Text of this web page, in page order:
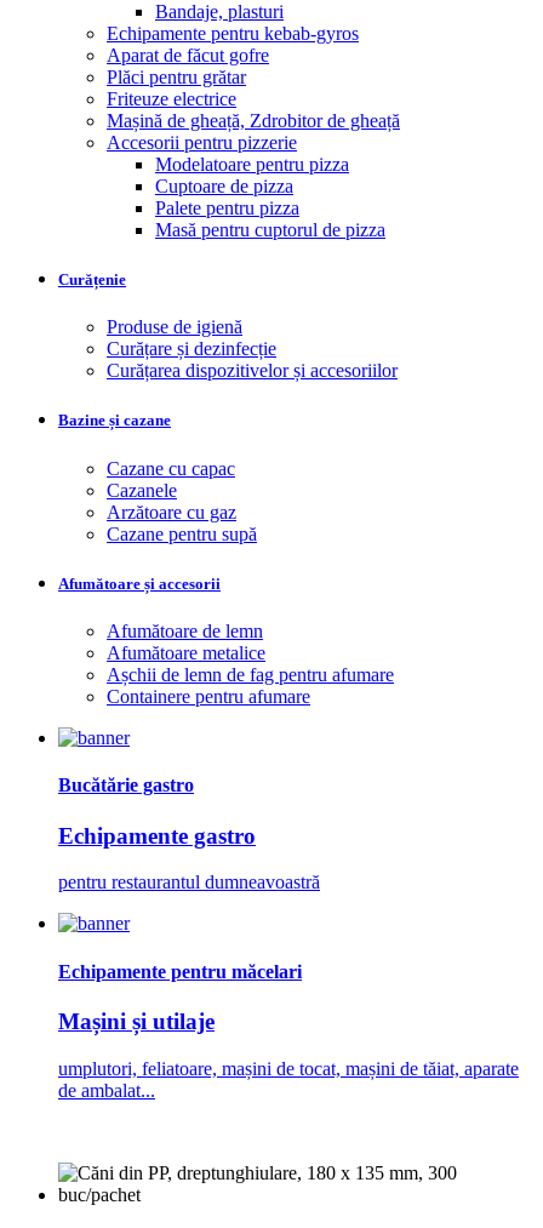
Bandaje, plasturi
Echipamente pentru kebab-gyros
Aparat de făcut gofre
Plăci pentru grătar
Friteuze electrice
Mașină de gheață, Zdrobitor de gheață
Accesorii pentru pizzerie
Modelatoare pentru pizza
Cuptoare de pizza
Palete pentru pizza
Masă pentru cuptorul de pizza
Curățenie
Produse de igienă
Curățare și dezinfecție
Curățarea dispozitivelor și accesoriilor
Bazine și cazane
Cazane cu capac
Cazanele
Arzătoare cu gaz
Cazane pentru supă
Afumătoare și accesorii
Afumătoare de lemn
Afumătoare metalice
Așchii de lemn de fag pentru afumare
Containere pentru afumare
Bucătărie gastro
Echipamente gastro
pentru restaurantul dumneavoastră
Echipamente pentru măcelari
Mașini și utilaje
umplutori, feliatoare, mașini de tocat, mașini de tăiat, aparate
de ambalat...